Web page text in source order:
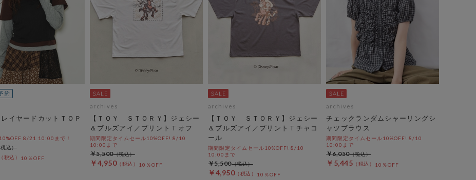
イヤードカットＴＯＰ
8/21 10:00まで！
10％OFF
archives
【ＴＯＹ ＳＴＯＲＹ】ジェシー
＆ブルズアイ／プリントＴオフ
期間限定タイムセール10%OFF! 8/10
10:00まで
￥4,950 10％OFF
￥5,500
archives
【ＴＯＹ ＳＴＯＲＹ】ジェシー
＆ブルズアイ／プリントＴチャコ
ール
期間限定タイムセール10%OFF! 8/10
10:00まで
￥4,950 10％OFF
￥5,500
archives
チェックランダムシャーリングシ
ャツブラウス
期間限定タイムセール10%OFF! 8/10
10:00まで
￥5,445 10％OFF
￥6,050